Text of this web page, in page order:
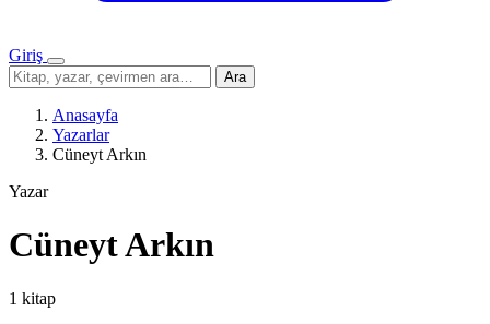
Giriş
Menü
Sitede
ara
Ara
Anasayfa
Yazarlar
Cüneyt Arkın
Yazar
Cüneyt Arkın
1 kitap